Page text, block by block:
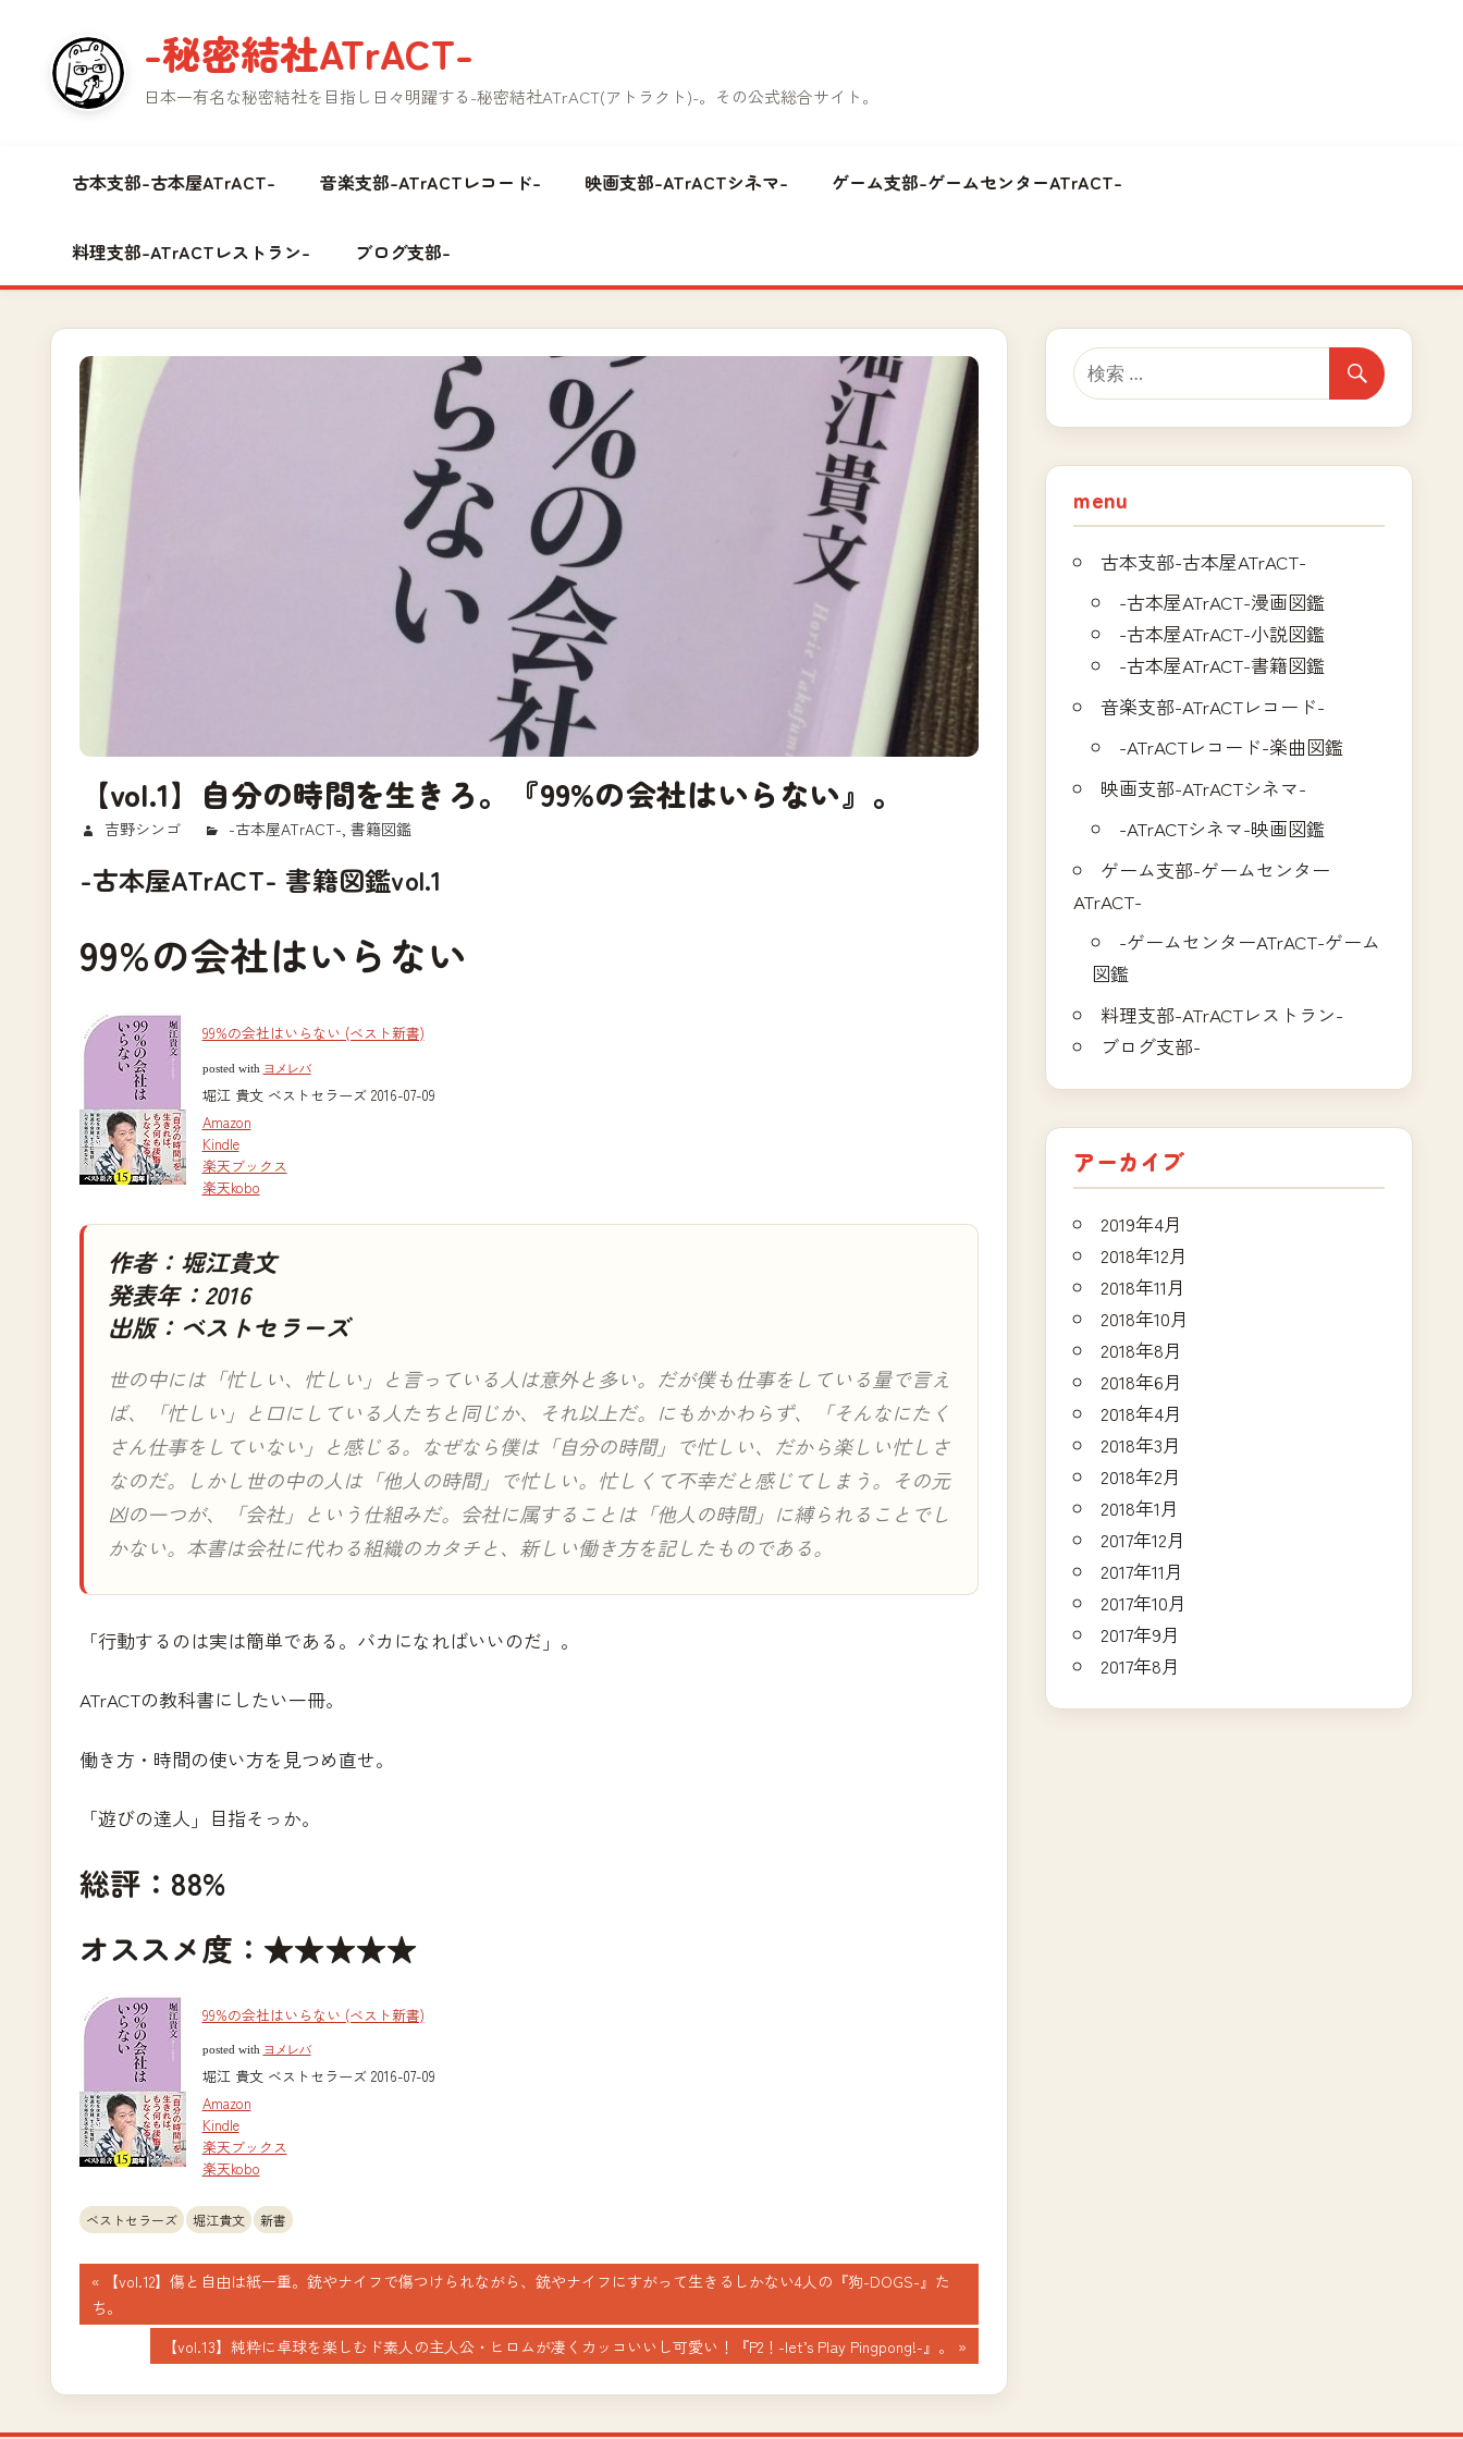
プ
-秘密結社ATrACT-
日本一有名な秘密結社を目指し日々明躍する-秘密結社ATrACT(アトラクト)-。その公式総合サイト。
古本支部-古本屋ATrACT- 音楽支部-ATrACTレコード- 映画支部-ATrACTシネマ- ゲーム支部-ゲームセンターATrACT-
料理支部-ATrACTレストラン- ブログ支部-
【vol.1】自分の時間を生きろ。『99%の会社はいらない』。
2017/08/21
吉野シンゴ -古本屋ATrACT-, 書籍図鑑
-古本屋ATrACT- 書籍図鑑vol.1
99%の会社はいらない
99%の会社はいらない (ベスト新書)
posted with ヨメレバ
堀江 貴文 ベストセラーズ 2016-07-09
Amazon
Kindle
楽天ブックス
楽天kobo
作者：堀江貴文
発表年：2016
出版：ベストセラーズ
世の中には「忙しい、忙しい」と言っている人は意外と多い。だが僕も仕事をしている量で言え
ば、「忙しい」と口にしている人たちと同じか、それ以上だ。にもかかわらず、「そんなにたく
さん仕事をしていない」と感じる。なぜなら僕は「自分の時間」で忙しい、だから楽しい忙しさ
なのだ。しかし世の中の人は「他人の時間」で忙しい。忙しくて不幸だと感じてしまう。その元
凶の一つが、「会社」という仕組みだ。会社に属することは「他人の時間」に縛られることでし
かない。本書は会社に代わる組織のカタチと、新しい働き方を記したものである。
「行動するのは実は簡単である。バカになればいいのだ」。
ATrACTの教科書にしたい一冊。
働き方・時間の使い方を見つめ直せ。
「遊びの達人」目指そっか。
総評：88%
オススメ度：★★★★★
99%の会社はいらない (ベスト新書)
posted with ヨメレバ
堀江 貴文 ベストセラーズ 2016-07-09
Amazon
Kindle
楽天ブックス
楽天kobo
ベストセラーズ 堀江貴文 新書
投
稿
ビ
前
の
【vol.12】傷と自由は紙一重。銃やナイフで傷つけられながら、銃やナイフにすがって生きるしかない4人の『狗-DOGS-』た
ち。
次
の
記
【vol.13】純粋に卓球を楽しむド素人の主人公・ヒロムが凄くカッコいいし可愛い！『P2！-let’s Play Pingpong!-』。
menu
古本支部-古本屋ATrACT-
-古本屋ATrACT-漫画図鑑
-古本屋ATrACT-小説図鑑
-古本屋ATrACT-書籍図鑑
音楽支部-ATrACTレコード-
-ATrACTレコード-楽曲図鑑
映画支部-ATrACTシネマ-
-ATrACTシネマ-映画図鑑
ゲーム支部-ゲームセンター
ATrACT-
-ゲームセンターATrACT-ゲーム
図鑑
料理支部-ATrACTレストラン-
ブログ支部-
アーカイブ
2019年4月
2018年12月
2018年11月
2018年10月
2018年8月
2018年6月
2018年4月
2018年3月
2018年2月
2018年1月
2017年12月
2017年11月
2017年10月
2017年9月
2017年8月